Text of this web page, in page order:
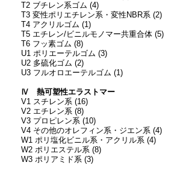
T2 ブチレン系ゴム (4)
T3 変性ポリエチレン系・変性NBR系 (2)
T4 アクリルゴム (1)
T5 エチレン/ビニルモノマー共重合体 (5)
T6 フッ素ゴム (8)
U1 ポリエーテルゴム (3)
U2 多硫化ゴム (2)
U3 フルオロエーテルゴム (1)
Ⅳ 熱可塑性エラストマー
V1 スチレン系 (16)
V2 エチレン系 (8)
V3 プロピレン系 (10)
V4 その他のオレフィン系・ジエン系 (4)
W1 ポリ塩化ビニル系・アクリル系 (4)
W2 ポリエステル系 (8)
W3 ポリアミド系 (3)